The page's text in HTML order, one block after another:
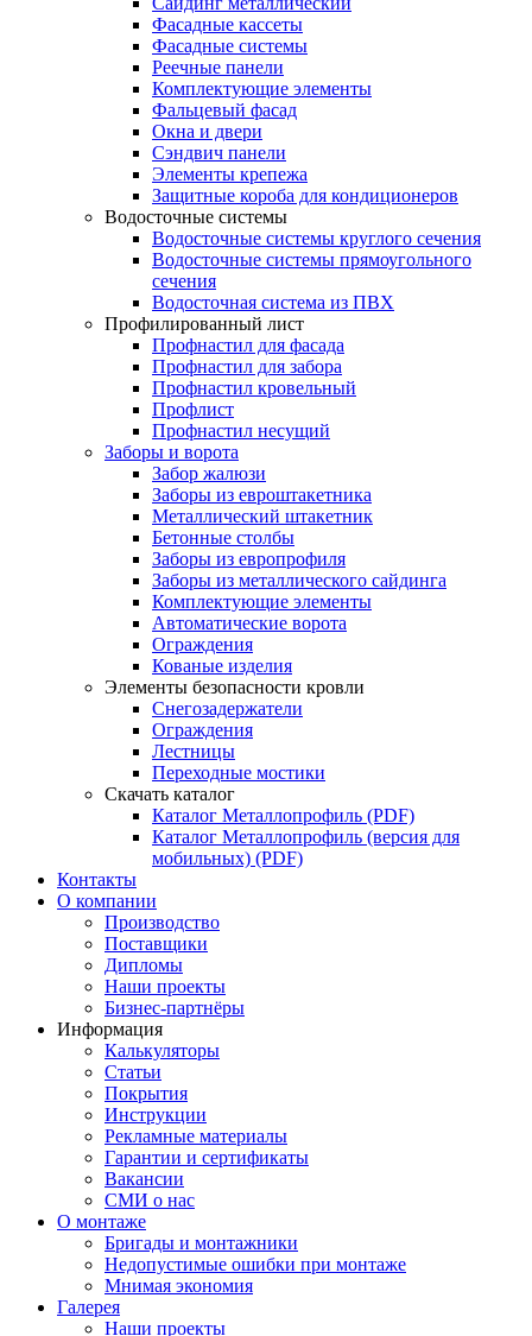
Фасадные кассеты
Фасадные системы
Реечные панели
Комплектующие элементы
Фальцевый фасад
Окна и двери
Сэндвич панели
Элементы крепежа
Защитные короба для кондиционеров
Водосточные системы
Водосточные системы круглого сечения
Водосточные системы прямоугольного
сечения
Водосточная система из ПВХ
Профилированный лист
Профнастил для фасада
Профнастил для забора
Профнастил кровельный
Профлист
Профнастил несущий
Заборы и ворота
Забор жалюзи
Заборы из евроштакетника
Металлический штакетник
Бетонные столбы
Заборы из европрофиля
Заборы из металлического сайдинга
Комплектующие элементы
Автоматические ворота
Ограждения
Кованые изделия
Элементы безопасности кровли
Снегозадержатели
Ограждения
Лестницы
Переходные мостики
Скачать каталог
Каталог Металлопрофиль (PDF)
Каталог Металлопрофиль (версия для
мобильных) (PDF)
Контакты
О компании
Производство
Поставщики
Дипломы
Наши проекты
Бизнес-партнёры
Информация
Калькуляторы
Статьи
Покрытия
Инструкции
Рекламные материалы
Гарантии и сертификаты
Вакансии
СМИ о нас
О монтаже
Бригады и монтажники
Недопустимые ошибки при монтаже
Мнимая экономия
Галерея
Наши проекты